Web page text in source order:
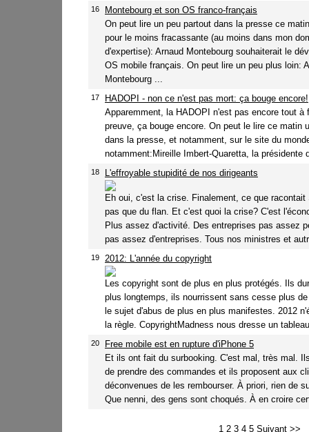
16
Montebourg et son OS franco-français
On peut lire un peu partout dans la presse ce
pour le moins fracassante (au moins dans mon
d'expertise): Arnaud Montebourg souhaiterait le
OS mobile français. On peut lire un peu plus loin:
Montebourg ...
17
HADOPI - non ce n'est pas mort: ça bouge encore!
Apparemment, la HADOPI n'est pas encore tout à
preuve, ça bouge encore. On peut le lire ce matin
dans la presse, et notamment, sur le site du
notamment:Mireille Imbert-Quaretta, la présidente
18 L'effroyable stupidité de nos dirigeants
Eh oui, c'est la crise. Finalement, ce que racontait
pas que du flan. Et c'est quoi la crise? C'est
Plus assez d'activité. Des entreprises pas assez
pas assez d'entreprises. Tous nos ministres et
19 2012: L'année du copyright
Les copyright sont de plus en plus protégés. Ils
plus longtemps, ils nourrissent sans cesse plus
le sujet d'abus de plus en plus manifestes. 2012
la règle. CopyrightMadness nous dresse un
20
Free mobile est en rupture d'iPhone 5
Et ils ont fait du surbooking. C'est mal, très mal.
de prendre des commandes et ils proposent aux
déconvenues de les rembourser. À priori, rien de
Que nenni, des gens sont choqués. À en croire
1 2 3 4 5 Suivant >>